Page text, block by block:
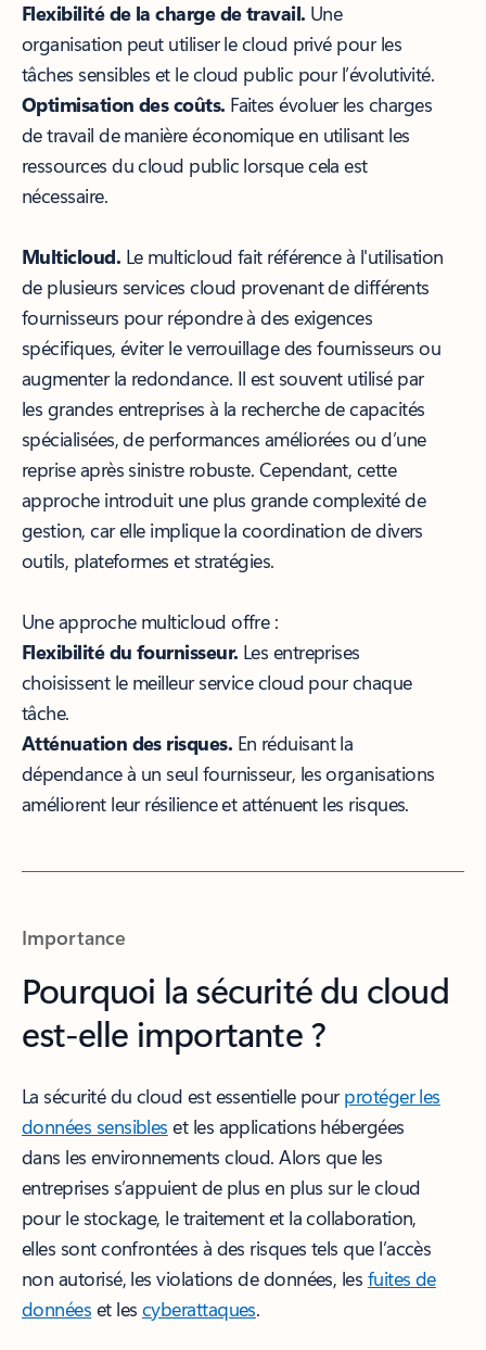
Flexibilité de la charge de travail. Une
organisation peut utiliser le cloud privé pour les
tâches sensibles et le cloud public pour l’évolutivité.
Optimisation des coûts. Faites évoluer les charges
de travail de manière économique en utilisant les
ressources du cloud public lorsque cela est
nécessaire.
Multicloud. Le multicloud fait référence à l'utilisation
de plusieurs services cloud provenant de différents
fournisseurs pour répondre à des exigences
spécifiques, éviter le verrouillage des fournisseurs ou
augmenter la redondance. Il est souvent utilisé par
les grandes entreprises à la recherche de capacités
spécialisées, de performances améliorées ou d’une
reprise après sinistre robuste. Cependant, cette
approche introduit une plus grande complexité de
gestion, car elle implique la coordination de divers
outils, plateformes et stratégies.
Une approche multicloud offre :
Flexibilité du fournisseur. Les entreprises
choisissent le meilleur service cloud pour chaque
tâche.
Atténuation des risques. En réduisant la
dépendance à un seul fournisseur, les organisations
améliorent leur résilience et atténuent les risques.
Importance
Pourquoi la sécurité du cloud
est-elle importante ?
La sécurité du cloud est essentielle pourprotéger les
données sensibles et les applications hébergées
dans les environnements cloud. Alors que les
entreprises s’appuient de plus en plus sur le cloud
pour le stockage, le traitement et la collaboration,
elles sont confrontées à des risques tels que l’accès
non autorisé, les violations de données, les fuites de
données et les cyberattaques.